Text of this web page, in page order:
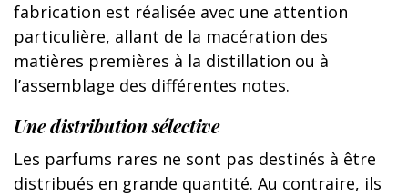
fabrication est réalisée avec une attention
particulière, allant de la macération des
matières premières à la distillation ou à
l’assemblage des différentes notes.
Une distribution sélective
Les parfums rares ne sont pas destinés à être
distribués en grande quantité. Au contraire, ils